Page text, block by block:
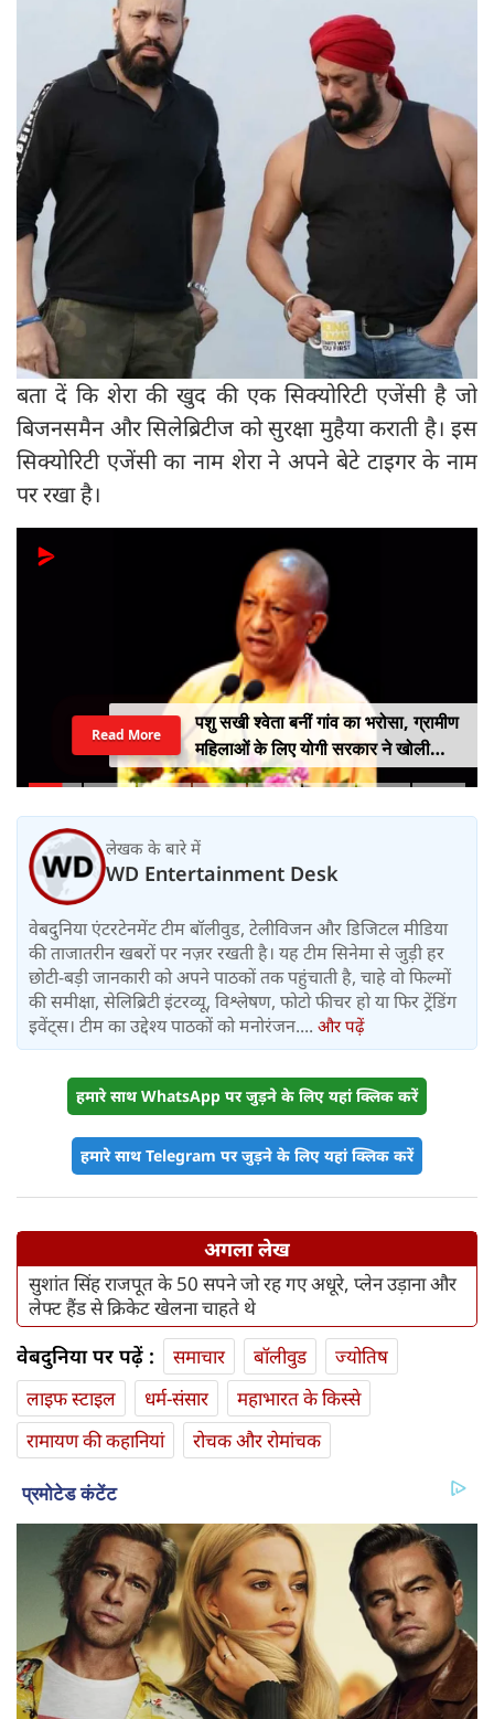
बता दें कि शेरा की खुद की एक सिक्योरिटी एजेंसी है जो
बिजनसमैन और सिलेब्रिटीज को सुरक्षा मुहैया कराती है। इस
सिक्योरिटी एजेंसी का नाम शेरा ने अपने बेटे टाइगर के नाम
पर रखा है।
पशु सखी श्वेता बनीं गांव का भरोसा, ग्रामीण
महिलाओं के लिए योगी सरकार ने खोली
आत्मनिर्भरता की राह
Read More
लेखक के बारे में
WD Entertainment Desk
वेबदुनिया एंटरटेनमेंट टीम बॉलीवुड, टेलीविजन और डिजिटल मीडिया
की ताजातरीन खबरों पर नज़र रखती है। यह टीम सिनेमा से जुड़ी हर
छोटी-बड़ी जानकारी को अपने पाठकों तक पहुंचाती है, चाहे वो फिल्मों
की समीक्षा, सेलिब्रिटी इंटरव्यू, विश्लेषण, फोटो फीचर हो या फिर ट्रेंडिंग
इवेंट्स। टीम का उद्देश्य पाठकों को मनोरंजन.... और पढ़ें
हमारे साथ WhatsApp पर जुड़ने के लिए यहां क्लिक करें
हमारे साथ Telegram पर जुड़ने के लिए यहां क्लिक करें
अगला लेख
सुशांत सिंह राजपूत के 50 सपने जो रह गए अधूरे, प्लेन उड़ाना और
लेफ्ट हैंड से क्रिकेट खेलना चाहते थे
वेबदुनिया पर पढ़ें : समाचार बॉलीवुड
ज्योतिष
लाइफ स्‍टाइल
धर्म-संसार
महाभारत के किस्से
रामायण की कहानियां
रोचक और रोमांचक